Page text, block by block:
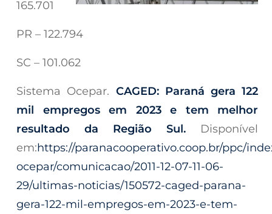
165.701
PR – 122.794
SC – 101.062
Sistema Ocepar. CAGED: Paraná gera 122
mil empregos em 2023 e tem melhor
resultado da Região Sul. Disponível
em:https://paranacooperativo.coop.br/ppc/
ocepar/comunicacao/2011-12-07-11-06-
29/ultimas-noticias/150572-caged-parana-
gera-122-mil-empregos-em-2023-e-tem-